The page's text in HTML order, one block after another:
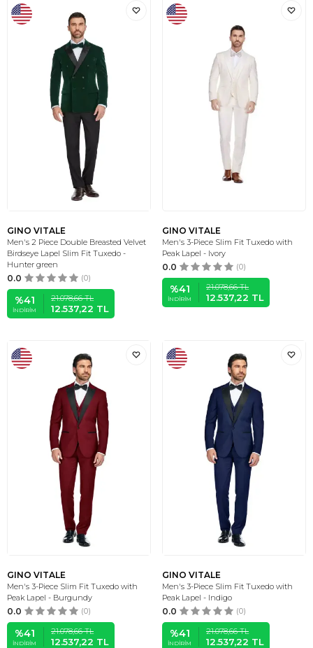
GINO VITALE
Men's 2 Piece Double Breasted Velvet
Birdseye Lapel Slim Fit Tuxedo -
Hunter green
0.0 (0)
%41
İNDIRIM
21.078,66TL
12.537,22 TL
GINO VITALE
Men's 3-Piece Slim Fit Tuxedo with
Peak Lapel - Ivory
0.0 (0)
%41
İNDIRIM
21.078,66TL
12.537,22 TL
GINO VITALE
Men's 3-Piece Slim Fit Tuxedo with
Peak Lapel - Burgundy
0.0 (0)
%41
İNDIRIM
21.078,66TL
12.537,22 TL
GINO VITALE
Men's 3-Piece Slim Fit Tuxedo with
Peak Lapel - Indigo
0.0 (0)
%41
İNDIRIM
21.078,66TL
12.537,22 TL